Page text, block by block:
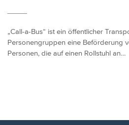
„Call-a-Bus“ ist ein öffentlicher
Personengruppen eine Beförderung
Personen, die auf einen Rollstuhl an…